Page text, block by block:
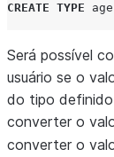
CREATE TYPE age
Será possível
usuário se o
do tipo definido
converter o
converter o